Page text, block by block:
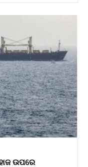
ଉପରେ